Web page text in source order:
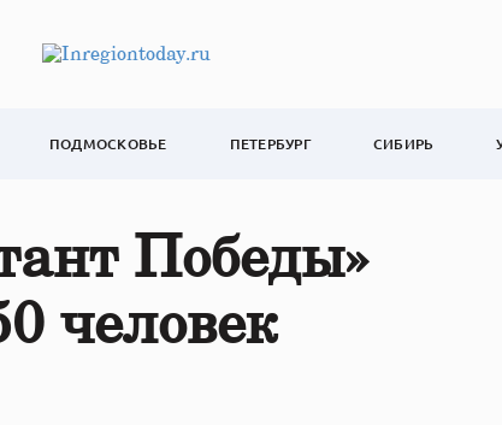
ПОДМОСКОВЬЕ ПЕТЕРБУРГ СИБИРЬ
Победы»
человек